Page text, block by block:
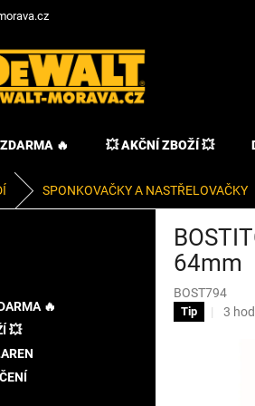
🔥 💥 AKČNÍ ZBOŽÍ 💥
SPONKOVAČKY A NASTŘELOVAČKY
🔥
💥
64mm
BOST794
Tip 3